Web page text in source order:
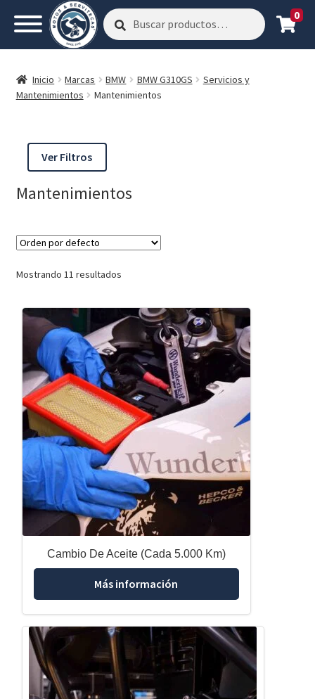
Buscar
por:
Buscar 0
Inicio Marcas BMW BMW G310GS
Servicios y
Mantenimientos
Mantenimientos
Ver Filtros
Mantenimientos
Mostrando 11 resultados
Cambio De Aceite (Cada 5.000 Km)
Más información